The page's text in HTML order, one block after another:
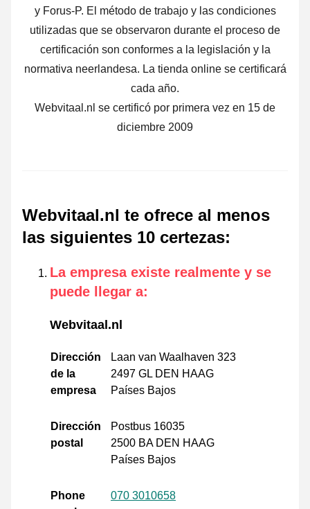
y Forus-P. El método de trabajo y las condiciones
utilizadas que se observaron durante el proceso de
certificación son conformes a la legislación y la
normativa neerlandesa. La tienda online se certificará
cada año.
Webvitaal.nl se certificó por primera vez en 15 de
diciembre 2009
Webvitaal.nl te ofrece al menos
las siguientes 10 certezas:
La empresa existe realmente y se
puede llegar a:
Webvitaal.nl
Dirección
de la
empresa
Laan van Waalhaven 323
2497 GL DEN HAAG
Países Bajos
Dirección
postal
Postbus 16035
2500 BA DEN HAAG
Países Bajos
Phone
070 3010658